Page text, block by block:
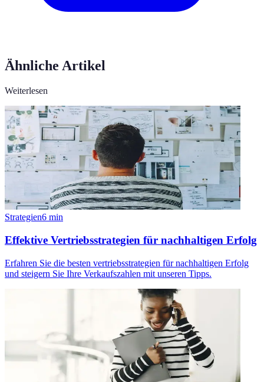
Ähnliche Artikel
Weiterlesen
Strategien6 min
Effektive Vertriebsstrategien für nachhaltigen Erfolg
Erfahren Sie die besten vertriebsstrategien für nachhaltigen Erfolg
und steigern Sie Ihre Verkaufszahlen mit unseren Tipps.